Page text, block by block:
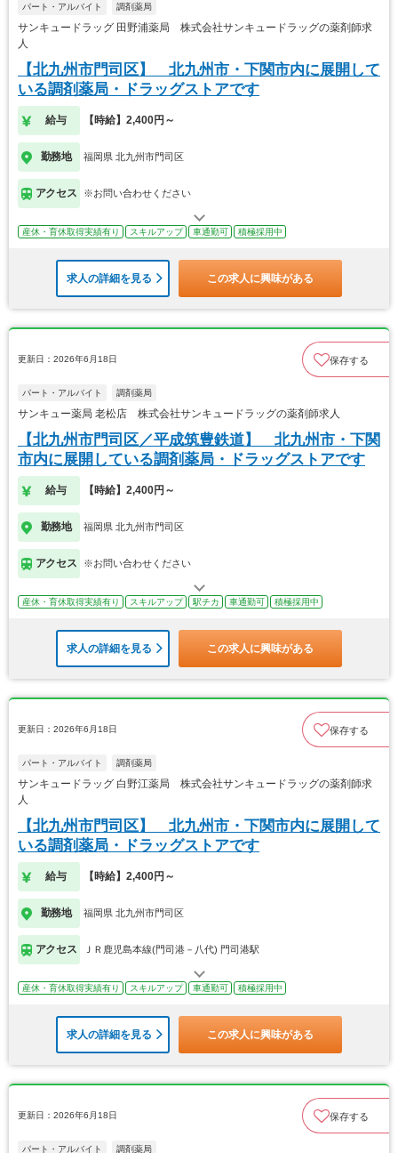
パート・アルバイト 調剤薬局
サンキュードラッグ 田野浦薬局 株式会社サンキュードラッグの薬剤師求
人
【北九州市門司区】 北九州市・下関市内に展開して
いる調剤薬局・ドラッグストアです
給与 【時給】2,400円～
勤務地 福岡県 北九州市門司区
アクセス ※お問い合わせください
産休・育休取得実績有り スキルアップ 車通勤可 積極採用中
求人の詳細を見る この求人に興味がある
更新日：2026年6月18日 保存する
パート・アルバイト 調剤薬局
サンキュー薬局 老松店 株式会社サンキュードラッグの薬剤師求人
【北九州市門司区／平成筑豊鉄道】 北九州市・下関
市内に展開している調剤薬局・ドラッグストアです
給与 【時給】2,400円～
勤務地 福岡県 北九州市門司区
アクセス ※お問い合わせください
産休・育休取得実績有り スキルアップ 駅チカ 車通勤可 積極採用中
求人の詳細を見る この求人に興味がある
更新日：2026年6月18日 保存する
パート・アルバイト 調剤薬局
サンキュードラッグ 白野江薬局 株式会社サンキュードラッグの薬剤師求
人
【北九州市門司区】 北九州市・下関市内に展開して
いる調剤薬局・ドラッグストアです
給与 【時給】2,400円～
勤務地 福岡県 北九州市門司区
アクセス ＪＲ鹿児島本線(門司港－八代) 門司港駅
産休・育休取得実績有り スキルアップ 車通勤可 積極採用中
求人の詳細を見る この求人に興味がある
更新日：2026年6月18日 保存する
パート・アルバイト 調剤薬局